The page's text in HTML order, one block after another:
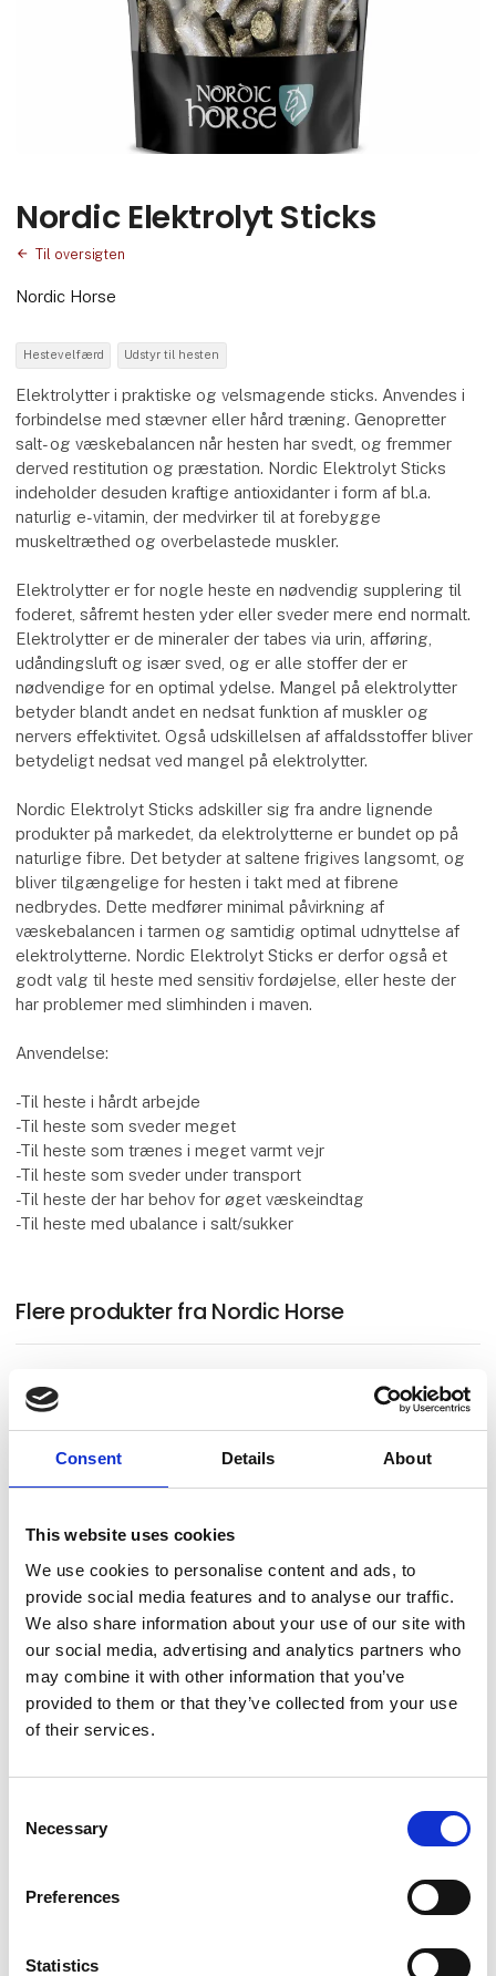
Consent Details About
This website uses cookies
We use cookies to personalise content and ads, to
provide social media features and to analyse our traffic.
We also share information about your use of our site with
our social media, advertising and analytics partners who
may combine it with other information that you’ve
provided to them or that they’ve collected from your use
of their services.
Selection
Necessary
Preferences
Statistics
Nordic Elektrolyt Sticks
Til oversigten
Nordic Horse
Hestevelfærd Udstyr til hesten
Elektrolytter i praktiske og velsmagende sticks. Anvendes i
forbindelse med stævner eller hård træning. Genopretter
salt- og væskebalancen når hesten har svedt, og fremmer
derved restitution og præstation. Nordic Elektrolyt Sticks
indeholder desuden kraftige antioxidanter i form af bl.a.
naturlig e-vitamin, der medvirker til at forebygge
muskeltræthed og overbelastede muskler.
Elektrolytter er for nogle heste en nødvendig supplering til
foderet, såfremt hesten yder eller sveder mere end normalt.
Elektrolytter er de mineraler der tabes via urin, afføring,
udåndingsluft og især sved, og er alle stoffer der er
nødvendige for en optimal ydelse. Mangel på elektrolytter
betyder blandt andet en nedsat funktion af muskler og
nervers effektivitet. Også udskillelsen af affaldsstoffer bliver
betydeligt nedsat ved mangel på elektrolytter.
Nordic Elektrolyt Sticks adskiller sig fra andre lignende
produkter på markedet, da elektrolytterne er bundet op på
naturlige fibre. Det betyder at saltene frigives langsomt, og
bliver tilgængelige for hesten i takt med at fibrene
nedbrydes. Dette medfører minimal påvirkning af
væskebalancen i tarmen og samtidig optimal udnyttelse af
elektrolytterne. Nordic Elektrolyt Sticks er derfor også et
godt valg til heste med sensitiv fordøjelse, eller heste der
har problemer med slimhinden i maven.
Anvendelse:
-Til heste i hårdt arbejde
-Til heste som sveder meget
-Til heste som trænes i meget varmt vejr
-Til heste som sveder under transport
-Til heste der har behov for øget væskeindtag
-Til heste med ubalance i salt/sukker
Flere produkter fra Nordic Horse
På messen
Nordic Foal First Aid
Nordic MEGA Vital Boost
På messen
Nordic Himalayan Salt Block - NYHED
AGROBS Spitzenreiter Magenmüsli
Nordic Sport